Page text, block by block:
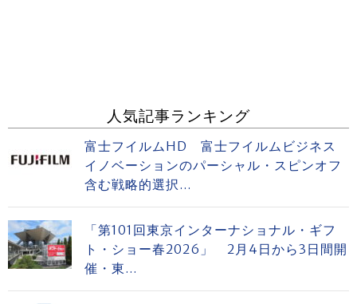
人気記事ランキング
富士フイルムHD 富士フイルムビジネス
イノベーションのパーシャル・スピンオフ
含む戦略的選択...
「第101回東京インターナショナル・ギフ
ト・ショー春2026」 2月4日から3日間開
催・東...